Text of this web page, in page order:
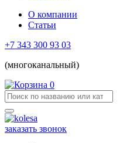
О компании
Статьи
+7 343 300 93 03
(многоканальный)
0
заказать звонок